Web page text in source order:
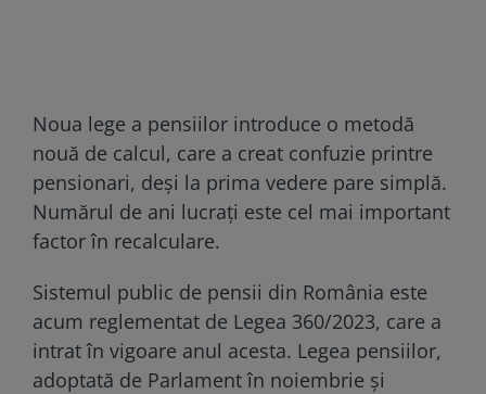
Noua lege a pensiilor introduce o metodă
nouă de calcul, care a creat confuzie printre
pensionari, deși la prima vedere pare simplă.
Numărul de ani lucrați este cel mai important
factor în recalculare.
Sistemul public de pensii din România este
acum reglementat de Legea 360/2023, care a
intrat în vigoare anul acesta. Legea pensiilor,
adoptată de Parlament în noiembrie și